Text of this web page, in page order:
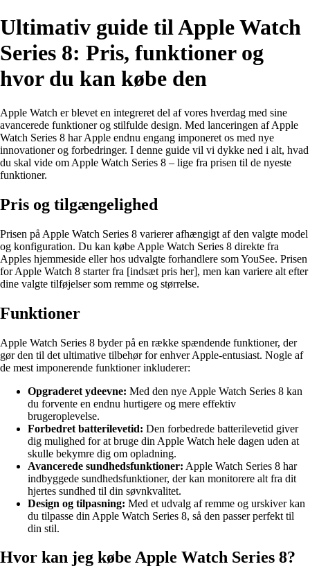
Ultimativ guide til Apple Watch
Series 8: Pris, funktioner og
hvor du kan købe den
Apple Watch er blevet en integreret del af vores hverdag med sine
avancerede funktioner og stilfulde design. Med lanceringen af Apple
Watch Series 8 har Apple endnu engang imponeret os med nye
innovationer og forbedringer. I denne guide vil vi dykke ned i alt, hvad
du skal vide om Apple Watch Series 8 – lige fra prisen til de nyeste
funktioner.
Pris og tilgængelighed
Prisen på Apple Watch Series 8 varierer afhængigt af den valgte model
og konfiguration. Du kan købe Apple Watch Series 8 direkte fra
Apples hjemmeside eller hos udvalgte forhandlere som YouSee. Prisen
for Apple Watch 8 starter fra [indsæt pris her], men kan variere alt efter
dine valgte tilføjelser som remme og størrelse.
Funktioner
Apple Watch Series 8 byder på en række spændende funktioner, der
gør den til det ultimative tilbehør for enhver Apple-entusiast. Nogle af
de mest imponerende funktioner inkluderer:
Opgraderet ydeevne: Med den nye Apple Watch Series 8 kan
du forvente en endnu hurtigere og mere effektiv
brugeroplevelse.
Forbedret batterilevetid: Den forbedrede batterilevetid giver
dig mulighed for at bruge din Apple Watch hele dagen uden at
skulle bekymre dig om opladning.
Avancerede sundhedsfunktioner: Apple Watch Series 8 har
indbyggede sundhedsfunktioner, der kan monitorere alt fra dit
hjertes sundhed til din søvnkvalitet.
Design og tilpasning: Med et udvalg af remme og urskiver kan
du tilpasse din Apple Watch Series 8, så den passer perfekt til
din stil.
Hvor kan jeg købe Apple Watch Series 8?